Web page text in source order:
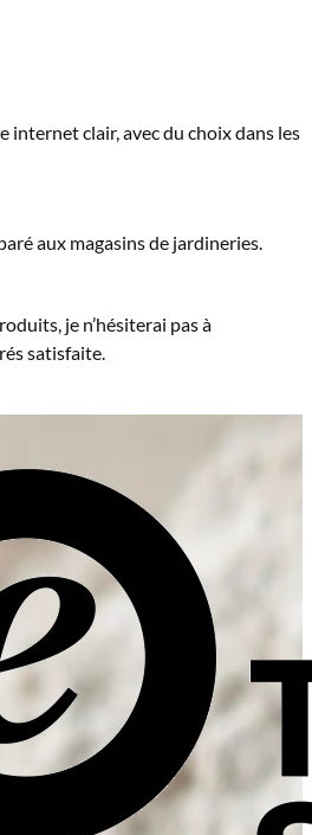
internet clair, avec du choix dans les
aux magasins de jardineries.
je n’hésiterai pas à
satisfaite.